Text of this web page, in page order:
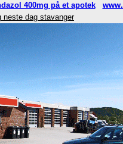
400mg på et apotek
neste dag stavanger